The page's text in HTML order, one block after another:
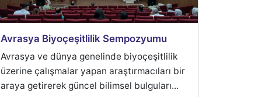
Avrasya Biyoçeşitlilik Sempozyumu
Avrasya ve dünya genelinde biyoçeşitlilik
üzerine çalışmalar yapan araştırmacıları bir
araya getirerek güncel bilimsel bulguları...